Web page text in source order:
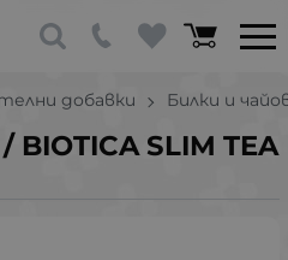
добавки Билки и
SLIM TEA